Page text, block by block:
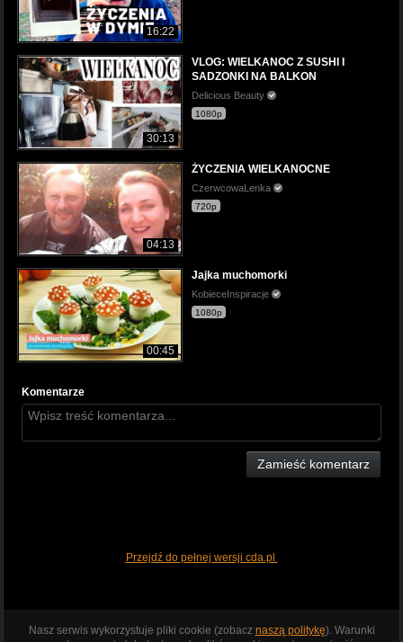
16:22
30:13
VLOG: WIELKANOC Z SUSHI I
SADZONKI NA BALKON
Delicious Beauty
1080p
04:13
ŻYCZENIA WIELKANOCNE
CzerwcowaLenka
720p
00:45
Jajka muchomorki
KobieceInspiracje
1080p
Komentarze
Zamieść komentarz
Przejdź do pełnej wersji cda.pl
Nasz serwis wykorzystuje pliki cookie (zobacz naszą politykę). Warunki